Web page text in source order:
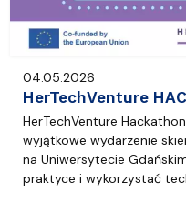
04.05.2026
HerTechVenture
HerTechVenture
wyjątkowe wydarzenie
na Uniwersytecie
praktyce i wykorzystać